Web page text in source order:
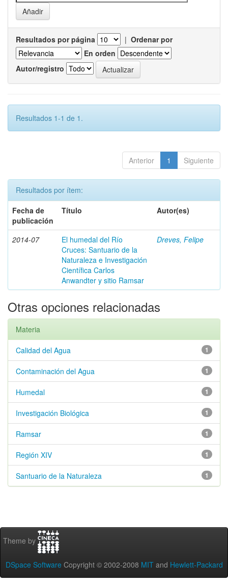
Resultados por página | Ordenar por
En orden
Autor/registro
Resultados 1-1 de 1.
Anterior 1 Siguiente
Resultados por ítem:
Fecha de
publicación
Título Autor(es)
2014-07
El humedal del Río
Cruces: Santuario de la
Naturaleza e Investigación
Científica Carlos
Anwandter y sitio Ramsar
Dreves, Felipe
Otras opciones relacionadas
Materia
1
Calidad del Agua
1
Contaminación del Agua
1
Humedal
1
Investigación Biológica
1
Ramsar
1
Región XIV
1
Santuario de la Naturaleza
Theme by
DSpace Software Copyright © 2002-2008 MIT and Hewlett-Packard